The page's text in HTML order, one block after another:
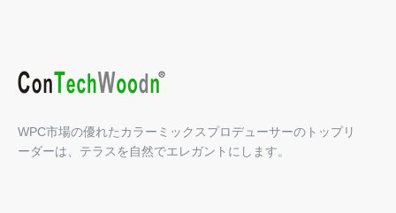
木材は最も人気のある床材の1つであり、さまざまな場所で
見ることができます。しかしその一方で、...
WPC市場の優れたカラーミックスプロデューサーのトップリ
ーダーは、テラスを自然でエレガントにします。